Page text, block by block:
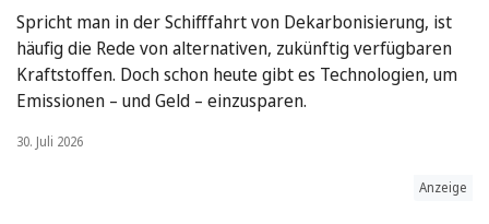
Spricht man in der Schifffahrt von Dekarbonisierung, ist
häufig die Rede von alternativen, zukünftig verfügbaren
Kraftstoffen. Doch schon heute gibt es Technologien, um
Emissionen – und Geld – einzusparen.
30. Juli 2026
Anzeige